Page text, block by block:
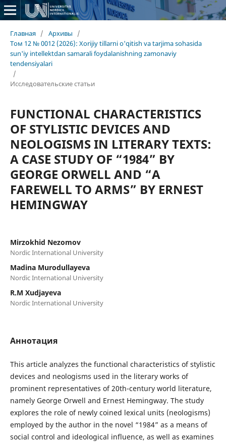
Главная / Архивы
/
Том 12 № 0012 (2026): Xorijiy tillarni o'qitish va tarjima sohasida
sun'iy intellektdan samarali foydalanishning zamonaviy
tendensiyalari
/
Исследовательские статьи
FUNCTIONAL CHARACTERISTICS
OF STYLISTIC DEVICES AND
NEOLOGISMS IN LITERARY TEXTS:
A CASE STUDY OF “1984” BY
GEORGE ORWELL AND “A
FAREWELL TO ARMS” BY ERNEST
HEMINGWAY
Mirzokhid Nezomov
Nordic International University
Madina Murodullayeva
Nordic International University
R.M Xudjayeva
Nordic International University
Аннотация
This article analyzes the functional characteristics of stylistic
devices and neologisms used in the literary works of
prominent representatives of 20th-century world literature,
namely George Orwell and Ernest Hemingway. The study
explores the role of newly coined lexical units (neologisms)
employed by the author in the novel “1984” as a means of
social control and ideological influence, as well as examines